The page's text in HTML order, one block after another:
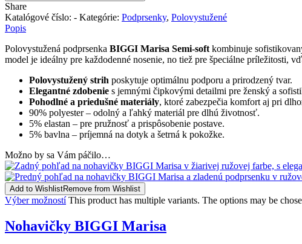
Share
Katalógové číslo: - Kategórie: Podprsenky, Polovystužené
Popis
Polovystužená podprsenka BIGGI Marisa Semi-soft kombinuje
model je ideálny pre každodenné nosenie, no tiež pre špeciálne príležitosti,
Polovystužený strih poskytuje optimálnu podporu a prirodzený tvar.
Elegantné zdobenie s jemnými čipkovými detailmi pre ženský a
Pohodlné a priedušné materiály, ktoré zabezpečia komfort aj pri
90% polyester – odolný a ľahký materiál pre dlhú životnosť.
5% elastan – pre pružnosť a prispôsobenie postave.
5% bavlna – príjemná na dotyk a šetrná k pokožke.
Možno by sa Vám páčilo…
Add to WishlistRemove from Wishlist
Výber možností This product has multiple variants. The options may be
Nohavičky BIGGI Marisa